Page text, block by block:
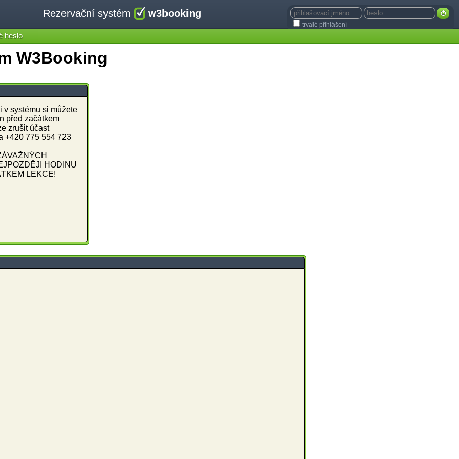
trvalé přihlášení
Rezervační systém w3booking
heslo
W3Booking
v systému si můžete
před začátkem
zrušit účast
+420 775 554 723
HODINU
LEKCE!